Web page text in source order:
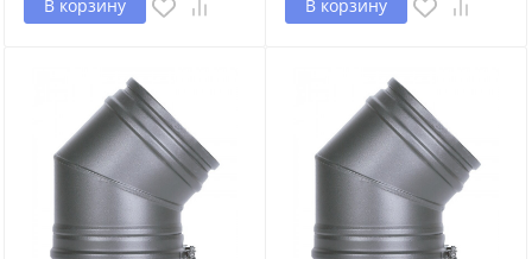
В корзину В корзину